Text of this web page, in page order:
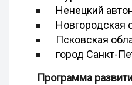
Ненецкий
Новгородская
Псковская
город Санкт-
Программа